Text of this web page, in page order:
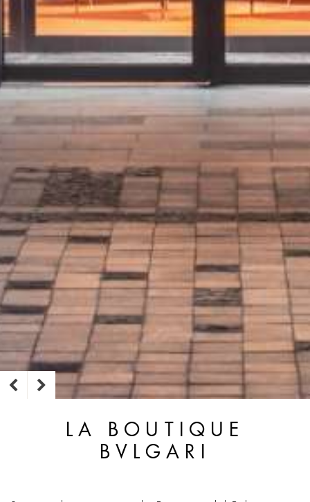
LA BOUTIQUE
BVLGARI